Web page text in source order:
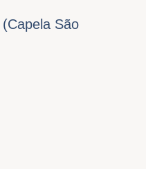
São